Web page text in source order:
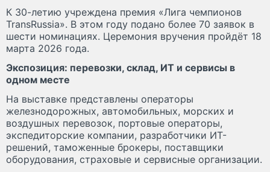
К 30-летию учреждена премия «Лига чемпионов
TransRussia». В этом году подано более 70 заявок в
шести номинациях. Церемония вручения пройдёт 18
марта 2026 года.
Экспозиция: перевозки, склад, ИТ и сервисы в
одном месте
На выставке представлены операторы
железнодорожных, автомобильных, морских и
воздушных перевозок, портовые операторы,
экспедиторские компании, разработчики ИТ-
решений, таможенные брокеры, поставщики
оборудования, страховые и сервисные организации.